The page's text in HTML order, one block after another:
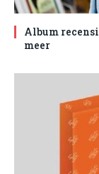
Album
meer